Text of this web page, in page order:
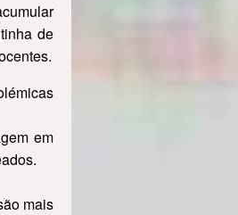
de
em
mais